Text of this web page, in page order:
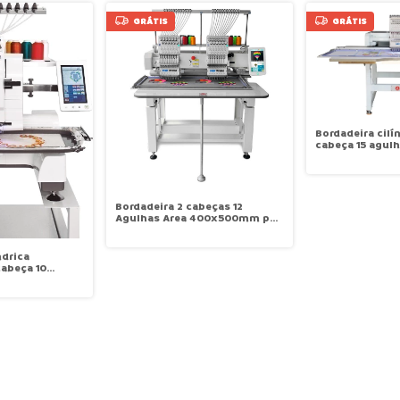
10
GRÁTIS
Bordadeira 2 cabeças 12
Agulhas Area 400x500mm por
GRÁTIS
Bordadeira
cabeça 15